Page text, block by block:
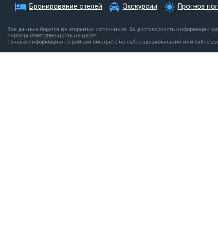
Бронирование отелей Экскурсии Прогноз
Все данные берутся из открытых источников. За достоверность информации
портала ответственность не несет.
Точную информацию по рейсам смотрите на сайте авиакомпании или сайте